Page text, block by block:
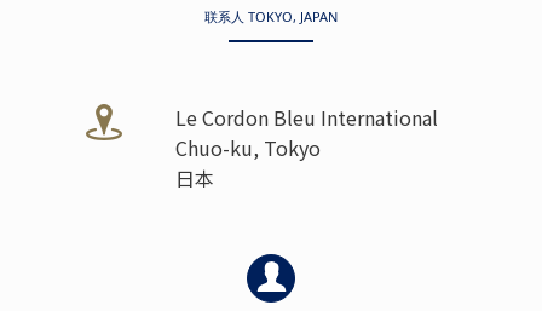
联系人 TOKYO, JAPAN
Le Cordon Bleu International
Chuo-ku, Tokyo
日本